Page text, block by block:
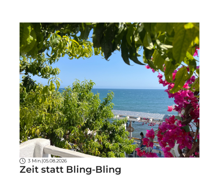
3 Min. |05.08.2026
Zeit statt Bling-Bling